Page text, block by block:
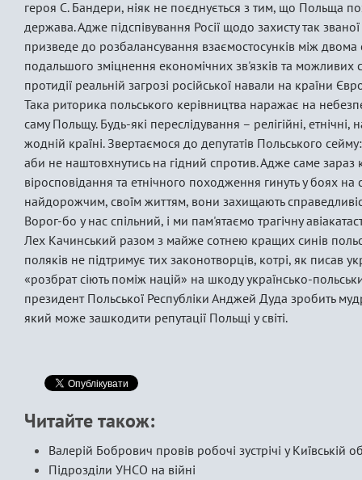
героя С. Бандери, ніяк не поєднується з тим, що Польща
держава. Адже підспівування Росії щодо захисту так
призведе до розбалансування взаємостосунків між
подальшого зміцнення економічних зв'язків та можливих
протидії реальній загрозі російської навали на країни
Така риторика польського керівництва наражає на
саму Польщу. Будь-які переслідування – релігійні, етнічні,
жодній країні. Звертаємося до депутатів Польського
аби не наштовхнутись на гідний спротив. Адже саме зараз
віросповідання та етнічного походження гинуть у боях
найдорожчим, своїм життям, вони захищають
Ворог-бо у нас спільний, і ми пам'ятаємо трагічну
Лех Качинський разом з майже сотнею кращих синів
поляків не підтримує тих законотворців, котрі, як писав
«розбрат сіють поміж націй» на шкоду українсько-
президент Польської Республіки Анджей Дуда зробить
який може зашкодити репутації Польщі у світі.
Читайте також:
Валерій Бобрович провів робочі зустрічі у Київській
Підрозділи УНСО на війні